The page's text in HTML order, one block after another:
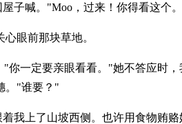
子喊。"Moo，过来！你得看这个
眼前那块草地。
你一定要亲眼看看。"她不答应时，
。"谁要？"
我上了山坡西侧。也许用食物贿赂